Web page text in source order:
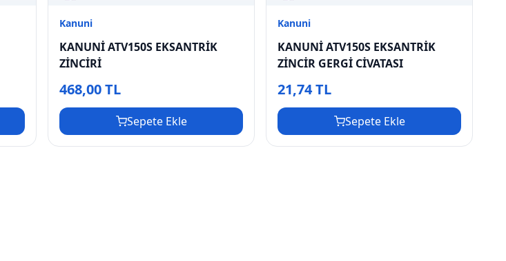
Kanuni
KANUNİ ATV150S EKSANTRİK
ZİNCİRİ
468,00 TL
Sepete Ekle
Kanuni
KANUNİ ATV150S EKSANTRİK
ZİNCİR GERGİ CİVATASI
21,74 TL
Sepete Ekle